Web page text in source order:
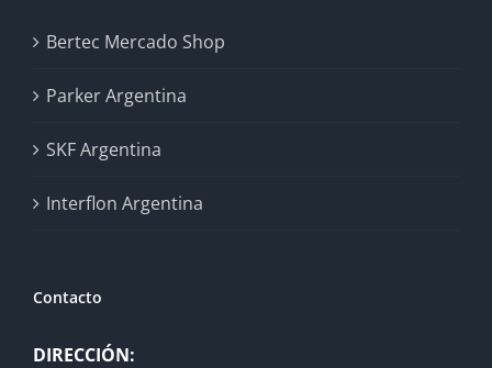
Bertec Mercado Shop
Parker Argentina
SKF Argentina
Interflon Argentina
Contacto
DIRECCIÓN: